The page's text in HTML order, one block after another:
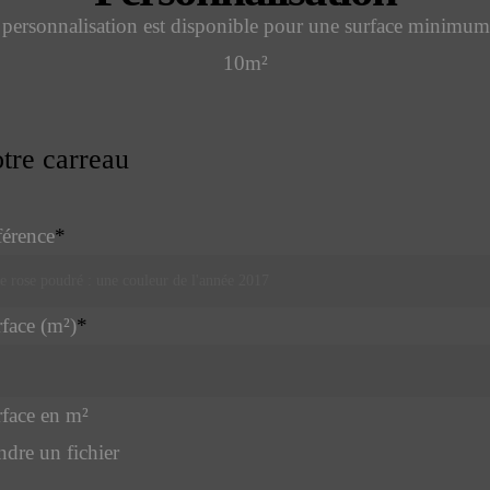
est disponible pour une surface
10m²
carreau
*
(m²)*
en m²
un fichier